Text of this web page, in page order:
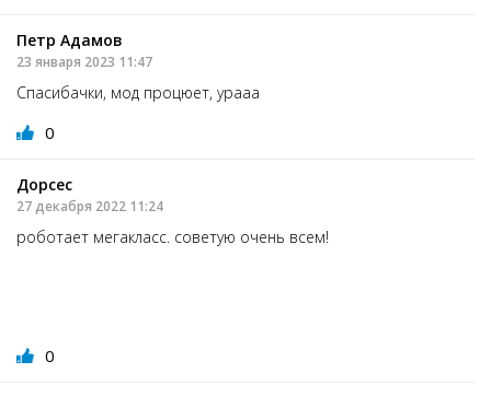
Петр Адамов
23 января 2023 11:47
Спасибачки, мод процюет, урааа
0
Дорсес
27 декабря 2022 11:24
роботает мегакласс. советую очень всем!
0